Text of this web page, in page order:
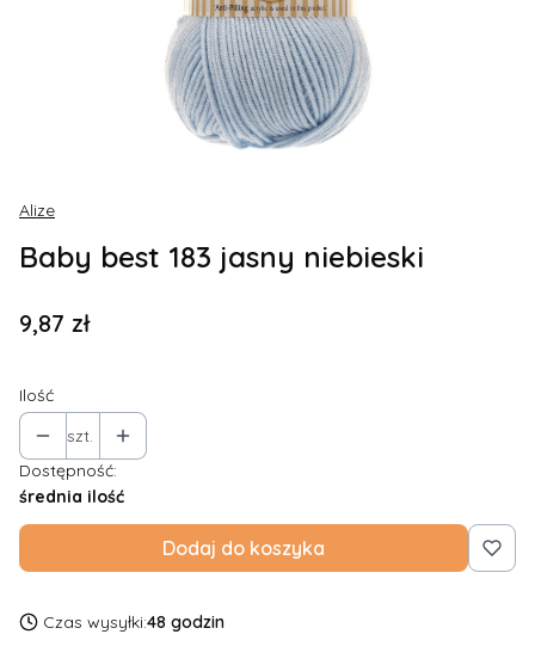
Alize
Baby best 183 jasny niebieski
Cena
9,87 zł
Ilość
szt.
Dostępność:
średnia ilość
Dodaj do koszyka
Czas wysyłki:48 godzin